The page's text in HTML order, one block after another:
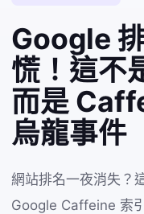
Google
慌！這不
而是
烏龍事件
網站排名一夜消失？
Google Caffeine 索